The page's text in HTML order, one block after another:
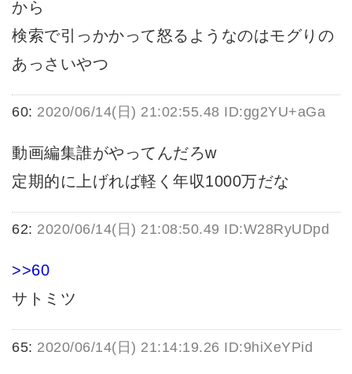
から
検索で引っかかって怒るようなのはモグりの
あっさいやつ
60: 2020/06/14(日) 21:02:55.48 ID:gg2YU+aGa
動画編集誰がやってんだろw
定期的に上げれば軽く年収1000万だな
62: 2020/06/14(日) 21:08:50.49 ID:W28RyUDpd
>>60
サトミツ
65: 2020/06/14(日) 21:14:19.26 ID:9hiXeYPid